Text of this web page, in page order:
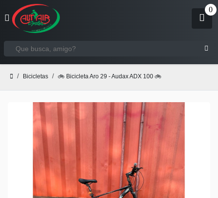
Bicicletas 🚲 Bicicleta Aro 29 - Audax ADX 100 🚲